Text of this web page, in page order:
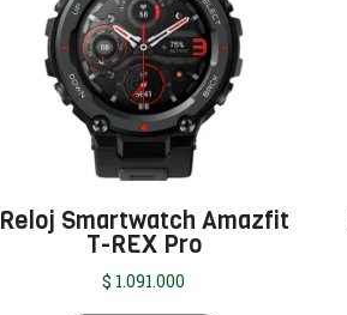
Reloj Smartwatch Amazfit
T-REX Pro
$ 1.091.000